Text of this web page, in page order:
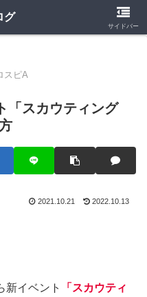
グ プロスピA
スピA
「スカウティング
2021.10.21 2022.10.13
新イベント
「スカウティ
グ
サイドバー